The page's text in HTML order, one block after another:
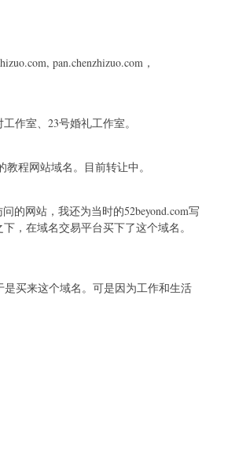
pan.chenzhizuo.com，
作室、23号婚礼工作室。
程网站域名。目前转让中。
的网站，我还为当时的52beyond.com写
，在域名交易平台买下了这个域名。
买来这个域名。可是因为工作和生活